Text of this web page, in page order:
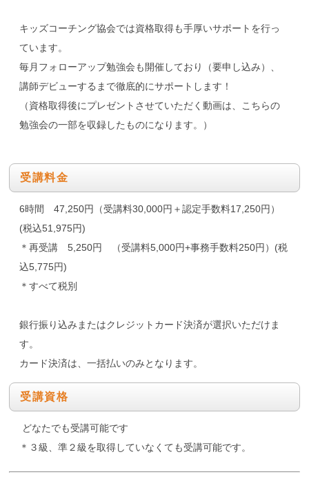
キッズコーチング協会では資格取得も手厚いサポートを行っ
ています。
毎月フォローアップ勉強会も開催しており（要申し込み）、
講師デビューするまで徹底的にサポートします！
（資格取得後にプレゼントさせていただく動画は、こちらの
勉強会の一部を収録したものになります。）
受講料金
6時間 47,250円（受講料30,000円＋認定手数料17,250円）
(税込51,975円)
＊再受講 5,250円 （受講料5,000円+事務手数料250円）(税
込5,775円)
＊すべて税別
銀行振り込みまたはクレジットカード決済が選択いただけま
す。
カード決済は、一括払いのみとなります。
受講資格
どなたでも受講可能です
＊３級、準２級を取得していなくても受講可能です。